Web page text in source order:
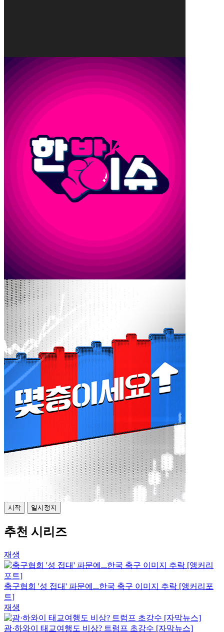
시작 일시정지
추천 시리즈
재생
축구협회 '성 접대' 파문에...한국 축구 이미지 추락 [앵커리포
트]
재생
괌·하와이 태교여행도 비상? 트럼프 초강수 [자막뉴스]